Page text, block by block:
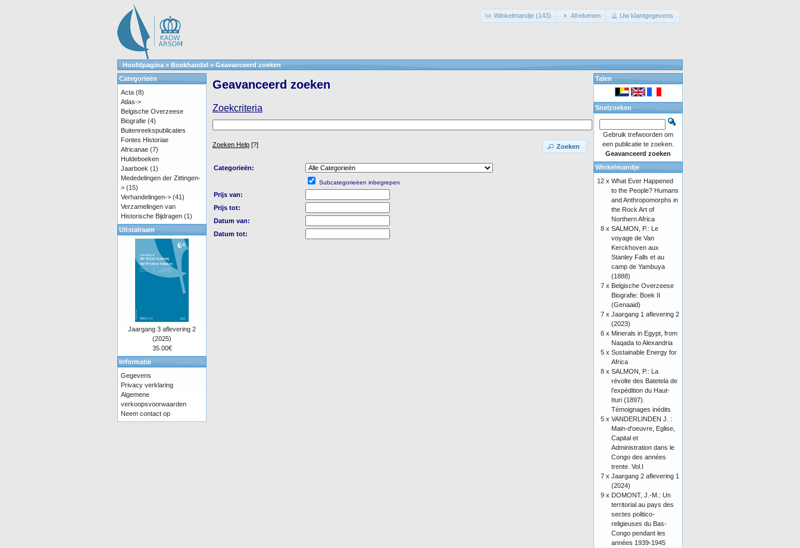
Winkelmandje (143) Afrekenen Uw klantgegevens
Hoofdpagina » Boekhandel » Geavanceerd zoeken
Geavanceerd zoeken
Zoekcriteria
Zoeken Help [?] Zoeken
Categorieën:
Subcategorieëen inbegrepen
Prijs van:
Prijs tot:
Datum van:
Datum tot:
Categorieën
Acta (8)
Atlas->
Belgische Overzeese
Biografie (4)
Buitenreekspublicaties
Fontes Historiae
Africanae (7)
Huldeboeken
Jaarboek (1)
Mededelingen der Zittingen-
> (15)
Verhandelingen-> (41)
Verzamelingen van
Historische Bijdragen (1)
Uitstalraam
Jaargang 3 aflevering 2
(2025)
35.00€
Informatie
Gegevens
Privacy verklaring
Algemene
verkoopsvoorwaarden
Neem contact op
Talen
Snelzoeken
Gebruik trefwoorden om
een publicatie te zoeken.
Geavanceerd zoeken
Winkelmandje
12 x What Ever Happened
to the People? Humans
and Anthropomorphs in
the Rock Art of
Northern Africa
8 x SALMON, P.: Le
voyage de Van
Kerckhoven aux
Stanley Falls et au
camp de Yambuya
(1888)
7 x Belgische Overzeese
Biografie: Boek II
(Genaaid)
7 x Jaargang 1 aflevering 2
(2023)
6 x Minerals in Egypt, from
Naqada to Alexandria
5 x Sustainable Energy for
Africa
8 x SALMON, P.: La
révolte des Batetela de
l’expédition du Haut-
Ituri (1897).
Témoignages inédits
5 x VANDERLINDEN J. :
Main-d'oeuvre, Eglise,
Capital et
Administration dans le
Congo des années
trente. Vol.I
7 x Jaargang 2 aflevering 1
(2024)
9 x DOMONT, J.-M.: Un
territorial au pays des
sectes politico-
religieuses du Bas-
Congo pendant les
années 1939-1945